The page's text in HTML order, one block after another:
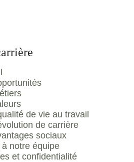
de vie au travail
de carrière
sociaux
à notre équipe
et confidentialité